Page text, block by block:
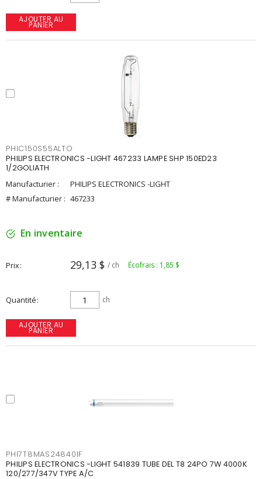
AJOUTER AU
PANIER
PHIC150S55ALTO
PHILIPS ELECTRONICS -LIGHT 467233 LAMPE SHP 150ED23
1/2GOLIATH
Manufacturier :
PHILIPS ELECTRONICS -LIGHT
# Manufacturier : 467233
En inventaire
Prix 29,13 $ / ch Écofrais : 1,85 $
Quantité ch
AJOUTER AU
PANIER
PHI7T8MAS24840IF
PHILIPS ELECTRONICS -LIGHT 541839 TUBE DEL T8 24PO 7W 4000K
120/277/347V TYPE A/C